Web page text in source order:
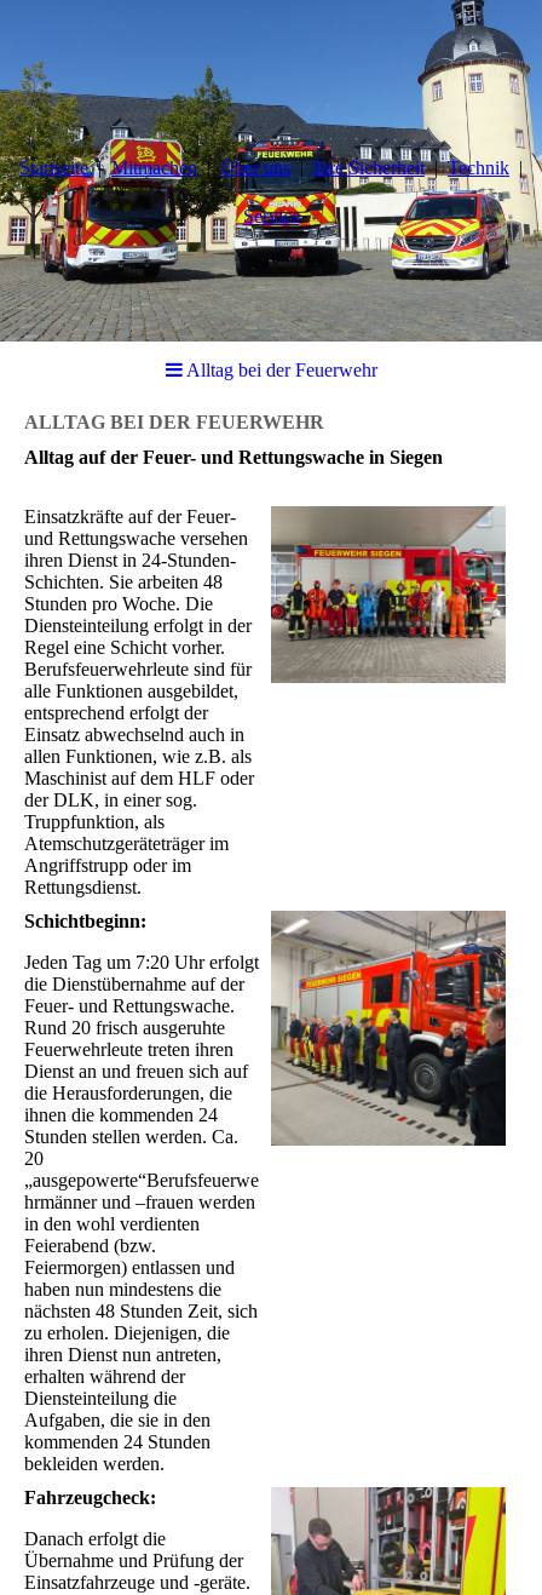
Startseite Mitmachen Über uns Ihre Sicherheit Technik
Service
Alltag bei der Feuerwehr
ALLTAG BEI DER FEUERWEHR
Alltag auf der Feuer- und Rettungswache in Siegen
Einsatzkräfte auf der Feuer-
und Rettungswache versehen
ihren Dienst in 24-Stunden-
Schichten. Sie arbeiten 48
Stunden pro Woche. Die
Diensteinteilung erfolgt in der
Regel eine Schicht vorher.
Berufsfeuerwehrleute sind für
alle Funktionen ausgebildet,
entsprechend erfolgt der
Einsatz abwechselnd auch in
allen Funktionen, wie z.B. als
Maschinist auf dem HLF oder
der DLK, in einer sog.
Truppfunktion, als
Atemschutzgeräteträger im
Angriffstrupp oder im
Rettungsdienst.
Schichtbeginn:
Jeden Tag um 7:20 Uhr erfolgt
die Dienstübernahme auf der
Feuer- und Rettungswache.
Rund 20 frisch ausgeruhte
Feuerwehrleute treten ihren
Dienst an und freuen sich auf
die Herausforderungen, die
ihnen die kommenden 24
Stunden stellen werden. Ca.
20
„ausgepowerte“Berufsfeuerwe
hrmänner und –frauen werden
in den wohl verdienten
Feierabend (bzw.
Feiermorgen) entlassen und
haben nun mindestens die
nächsten 48 Stunden Zeit, sich
zu erholen. Diejenigen, die
ihren Dienst nun antreten,
erhalten während der
Diensteinteilung die
Aufgaben, die sie in den
kommenden 24 Stunden
bekleiden werden.
Fahrzeugcheck:
Danach erfolgt die
Übernahme und Prüfung der
Einsatzfahrzeuge und -geräte.